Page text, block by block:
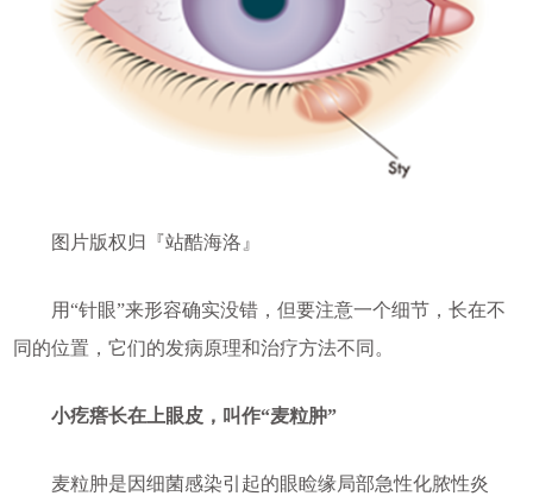
图片版权归『站酷海洛』
用“针眼”来形容确实没错，但要注意一个细节，长在不
同的位置，它们的发病原理和治疗方法不同。
小疙瘩长在上眼皮，叫作“麦粒肿”
麦粒肿是因细菌感染引起的眼睑缘局部急性化脓性炎